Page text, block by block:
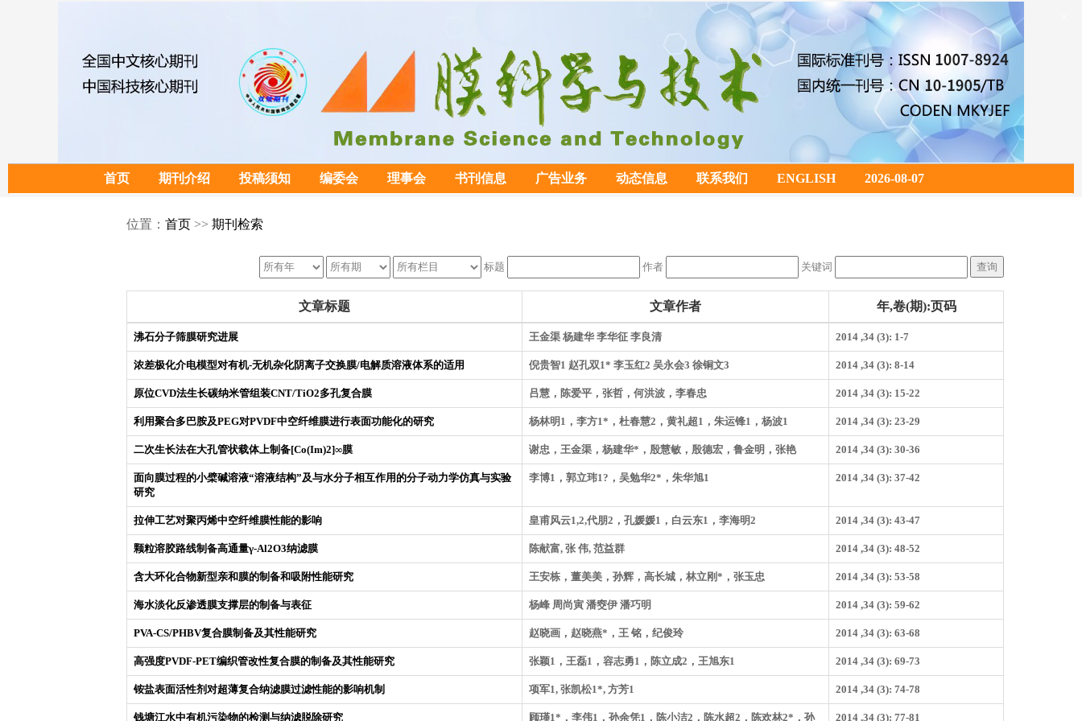
首页 期刊介绍 投稿须知 编委会 理事会 书刊信息 广告业务 动态信息 联系我们 ENGLISH 2026-08-07
位置： 首页 >> 期刊检索
标题 作者 关键词
文章标题 文章作者 年,卷(期):页码
沸石分子筛膜研究进展 王金渠 杨建华 李华征 李良清 2014 ,34 (3): 1-7
浓差极化介电模型对有机-无机杂化阴离子交换膜/电解质溶液体系的适用 倪贵智1 赵孔双1* 李玉红2 吴永会3 徐铜文3 2014 ,34 (3): 8-14
原位CVD法生长碳纳米管组装CNT/TiO2多孔复合膜 吕慧，陈爱平，张哲，何洪波，李春忠 2014 ,34 (3): 15-22
利用聚合多巴胺及PEG对PVDF中空纤维膜进行表面功能化的研究 杨林明1，李方1*，杜春慧2，黄礼超1，朱运锋1，杨波1 2014 ,34 (3): 23-29
二次生长法在大孔管状载体上制备[Co(Im)2]∞膜 谢忠，王金渠，杨建华*，殷慧敏，殷德宏，鲁金明，张艳 2014 ,34 (3): 30-36
面向膜过程的小檗碱溶液“溶液结构”及与水分子相互作用的分子动力学仿真与实验
研究
李博1，郭立玮1?，吴勉华2*，朱华旭1 2014 ,34 (3): 37-42
拉伸工艺对聚丙烯中空纤维膜性能的影响 皇甫风云1,2,代朋2，孔媛媛1，白云东1，李海明2 2014 ,34 (3): 43-47
颗粒溶胶路线制备高通量γ-Al2O3纳滤膜 陈献富, 张 伟, 范益群 2014 ,34 (3): 48-52
含大环化合物新型亲和膜的制备和吸附性能研究 王安栋，董美美，孙辉，高长城，林立刚*，张玉忠 2014 ,34 (3): 53-58
海水淡化反渗透膜支撑层的制备与表征 杨峰 周尚寅 潘窔伊 潘巧明 2014 ,34 (3): 59-62
PVA-CS/PHBV复合膜制备及其性能研究 赵晓画，赵晓燕*，王 铭，纪俊玲 2014 ,34 (3): 63-68
高强度PVDF-PET编织管改性复合膜的制备及其性能研究 张颖1，王磊1，容志勇1，陈立成2，王旭东1 2014 ,34 (3): 69-73
铵盐表面活性剂对超薄复合纳滤膜过滤性能的影响机制 项军1, 张凯松1*, 方芳1 2014 ,34 (3): 74-78
钱塘江水中有机污染物的检测与纳滤脱除研究 顾瑾1*，李伟1，孙余凭1，陈小洁2，陈水超2，陈欢林2*，孙 2014 ,34 (3): 77-81